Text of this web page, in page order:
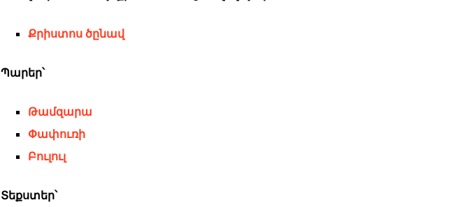
Քրիստոս ծընավ
Պարեր՝
Թամզարա
Փափուռի
Բուլուլ
Տեքստեր՝